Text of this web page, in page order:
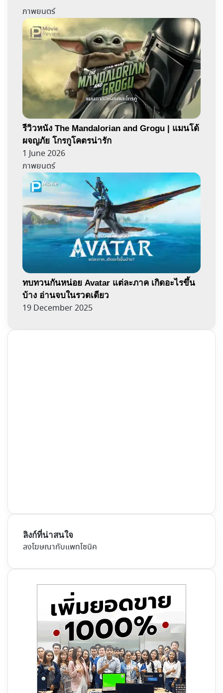
ภาพยนตร์
รีวิวหนัง The Mandalorian and Grogu | แมนโด้
ผจญภัย โกรกูโคตรน่ารัก
1 June 2026
ภาพยนตร์
ทบทวนกันหน่อย Avatar แต่ละภาค เกิดอะไรขึ้น
บ้าง อ่านจบในรวดเดียว
19 December 2025
ลิงก์ที่น่าสนใจ
ลงโฆษณากับแพทโซนิค